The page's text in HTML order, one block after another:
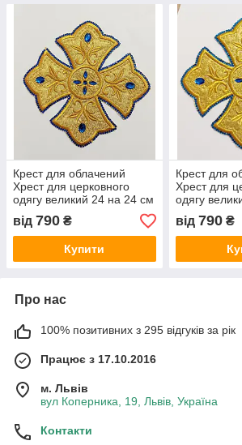
Крест для облачений
Хрест для церковного
одягу великий 24 на 24 см
золотий з синіми стразами
від 790 ₴
Купити
Крест для
Хрест для
одягу
золотий з
від 790₴
Про нас
100% позитивних з 295 відгуків за рік
Працює з 17.10.2016
м. Львів
вул Коперника, 19, Львів, Україна
Контакти